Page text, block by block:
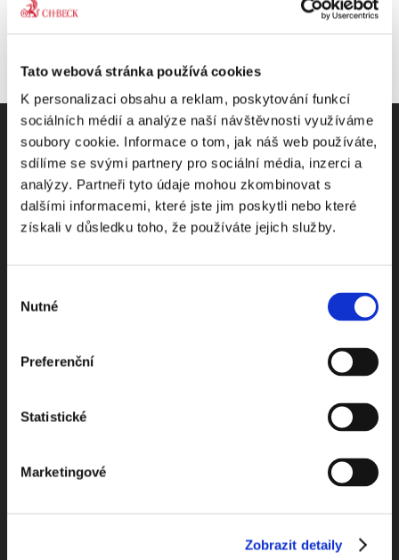
Tato webová stránka používá cookies
K personalizaci obsahu a reklam, poskytování funkcí
sociálních médií a analýze naší návštěvnosti využíváme
soubory cookie. Informace o tom, jak náš web používáte,
sdílíme se svými partnery pro sociální média, inzerci a
analýzy. Partneři tyto údaje mohou zkombinovat s
dalšími informacemi, které jste jim poskytli nebo které
získali v důsledku toho, že používáte jejich služby.
souhlasu
Nutné
Preferenční
Statistické
Marketingové
Zobrazit detaily
Odebírejte Beck-online
Dostávejte od nás pravidelný měsíční souhrn
zpracování osobních údajů